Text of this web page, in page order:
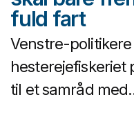
fuld fart
Venstre-
hesterejefiskeriet
til et samråd